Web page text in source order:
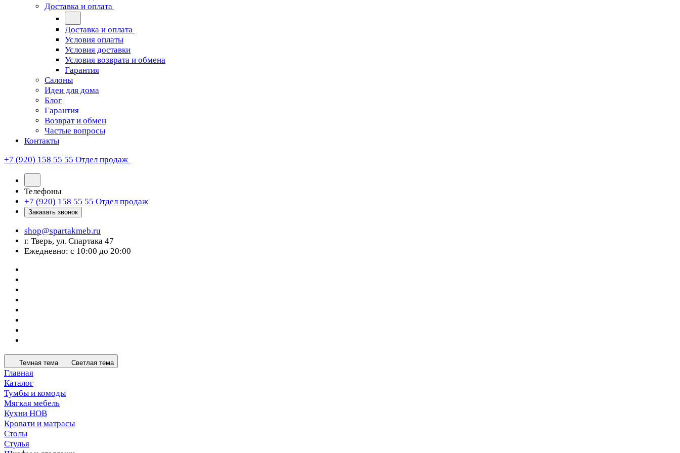
Доставка и оплата
Доставка и оплата
Условия оплаты
Условия доставки
Условия возврата и обмена
Гарантия
Салоны
Идеи для дома
Блог
Гарантия
Возврат и обмен
Частые вопросы
Контакты
+7 (920) 158 55 55 Отдел продаж
Телефоны
+7 (920) 158 55 55 Отдел продаж
Заказать звонок
shop@spartakmeb.ru
г. Тверь, ул. Спартака 47
Ежедневно: с 10:00 до 20:00
Темная тема Светлая тема
Главная
Каталог
Тумбы и комоды
Мягкая мебель
Кухни НОВ
Кровати и матрасы
Столы
Стулья